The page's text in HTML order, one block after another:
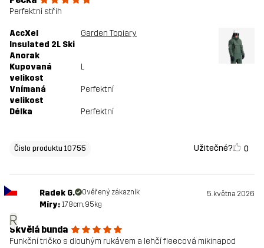
Perfektní střih
AccXel
Insulated 2L Ski
Anorak
Garden Topiary
Kupovaná
velikost
L
Vnímaná
velikost
Perfektní
Délka Perfektní
Čislo produktu 10755 Užitečné? 0
R
Radek G. Ověřený zákazník 5. května 2026
Míry: 178cm, 95kg
Skvělá bunda
Funkční tričko s dlouhým rukávem a lehčí fleecová mikinapod